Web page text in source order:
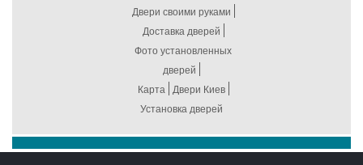
Двери своими руками
Доставка дверей
Фото установленных
дверей
Карта
Двери Киев
Установка дверей